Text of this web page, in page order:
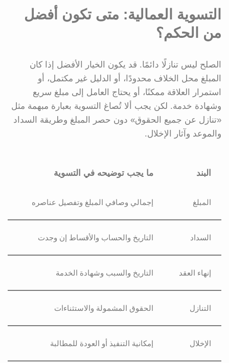
التسوية العمالية: متى تكون أفضل
من الحكم؟
الصلح ليس تنازلًا دائمًا. قد يكون الخيار الأفضل إذا كان
المبلغ محل الخلاف محدودًا، أو الدليل غير مكتمل، أو
استمرار العلاقة ممكنًا، أو يحتاج العامل إلى مبلغ سريع
وشهادة خدمة. لكن يجب ألا تُصاغ التسوية بعبارة مبهمة مثل
«تنازل عن جميع الحقوق» دون حصر المبلغ وطريقة السداد
والموعد وآثار الإخلال.
البند ما يجب توضيحه في التسوية
المبلغ إجمالي وصافي المبلغ وتفصيل عناصره
السداد التاريخ والحساب والأقساط إن وجدت
إنهاء العقد التاريخ والسبب وشهادة الخدمة
التنازل الحقوق المشمولة والاستثناءات
الإخلال إمكانية التنفيذ أو العودة للمطالبة